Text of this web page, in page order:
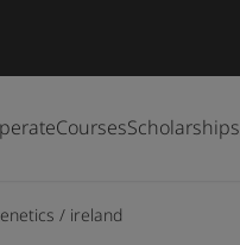
CoursesScholarships
/ ireland